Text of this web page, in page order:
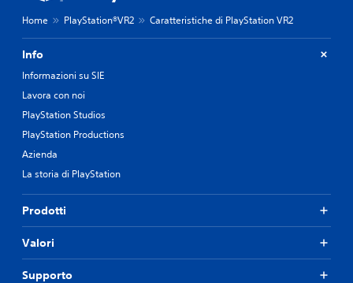
Home PlayStation®VR2 Caratteristiche di PlayStation VR2
Info
Informazioni su SIE
Lavora con noi
PlayStation Studios
PlayStation Productions
Azienda
La storia di PlayStation
Prodotti
Valori
Supporto